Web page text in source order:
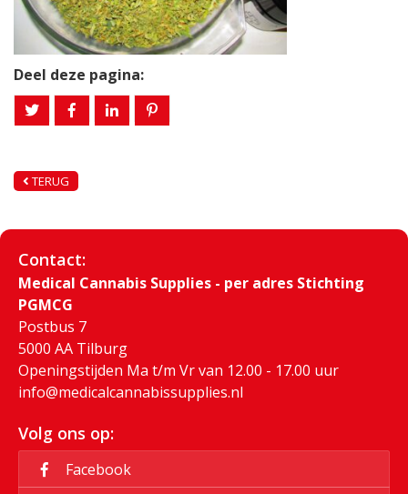
Deel deze pagina:
TERUG
Contact:
Medical Cannabis Supplies - per adres Stichting
PGMCG
Postbus 7
5000 AA Tilburg
Openingstijden Ma t/m Vr van 12.00 - 17.00 uur
info@medicalcannabissupplies.nl
Volg ons op:
Facebook